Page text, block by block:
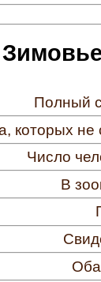
Полный
которых не
Число
В